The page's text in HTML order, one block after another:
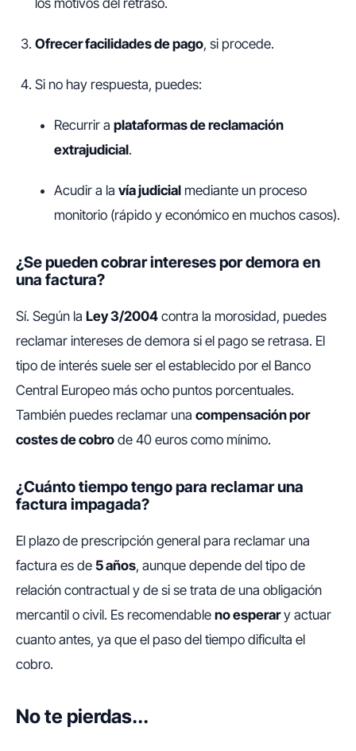
los motivos del retraso.
Ofrecer facilidades de pago, si procede.
Si no hay respuesta, puedes:
Recurrir a plataformas de reclamación
extrajudicial.
Acudir a la vía judicial mediante un proceso
monitorio (rápido y económico en muchos casos).
¿Se pueden cobrar intereses por demora en
una factura?
Sí. Según la Ley 3/2004 contra la morosidad, puedes
reclamar intereses de demora si el pago se retrasa. El
tipo de interés suele ser el establecido por el Banco
Central Europeo más ocho puntos porcentuales.
También puedes reclamar una compensación por
costes de cobro de 40 euros como mínimo.
¿Cuánto tiempo tengo para reclamar una
factura impagada?
El plazo de prescripción general para reclamar una
factura es de 5 años, aunque depende del tipo de
relación contractual y de si se trata de una obligación
mercantil o civil. Es recomendable no esperary actuar
cuanto antes, ya que el paso del tiempo dificulta el
cobro.
No te pierdas...